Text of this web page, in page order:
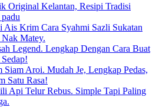
Original Kelantan, Resipi Tradisi
Ais Krim Cara Syahmi Sazli Sukatan
Matey.
Legend. Lengkap Dengan Cara Buat
Siam Aroi. Mudah Je, Lengkap Pedas,
Satu Rasa!
Api Telur Rebus. Simple Tapi Paling